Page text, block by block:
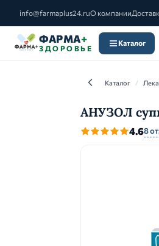
info@farmaplus24.ruО компании
ФАРМА+
ЗДОРОВЬЕ
Каталог
Каталог /
АНУЗОЛ
4.68